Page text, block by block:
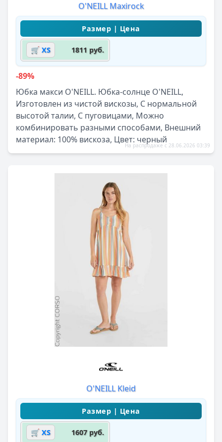
O'NEILL Maxirock
🛒 XS 1811 руб.
-89%
Юбка макси O'NEILL. Юбка-солнце O'NEILL,
Изготовлен из чистой вискозы, С нормальной
высотой талии, С пуговицами, Можно
комбинировать разными способами, Внешний
материал: 100% вискоза, Цвет: черный
На распродаже с 28.06.2026 03:39
O'NEILL Kleid
🛒 XS 1607 руб.